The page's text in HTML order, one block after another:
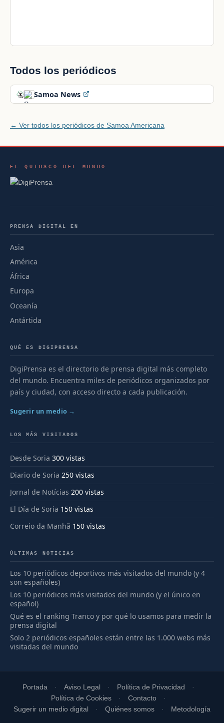
Todos los periódicos
Samoa News
← Ver todos los periódicos de Samoa Americana
EL QUIOSCO DEL MUNDO
PRENSA DIGITAL EN
Asia
América
África
Europa
Oceanía
Antártida
QUÉ ES DIGIPRENSA
DigiPrensa es el directorio de prensa digital más completo
del mundo. Encuentra miles de periódicos organizados por
país y ciudad, con acceso directo a cada publicación.
Sugerir un medio →
LOS MÁS VISITADOS
Desde Soria 300 vistas
Diario de Soria 250 vistas
Jornal de Notícias 200 vistas
El Día de Soria 150 vistas
Correio da Manhã 150 vistas
ÚLTIMAS NOTICIAS
Los 10 periódicos deportivos más visitados del mundo (y 4
son españoles)
Los 10 periódicos más visitados del mundo (y el único en
español)
Qué es el ranking Tranco y por qué lo usamos para medir la
prensa digital
Solo 2 periódicos españoles están entre las 1.000 webs más
visitadas del mundo
Portada Aviso Legal
Política de Privacidad
Política de Cookies
Contacto
Sugerir un medio digital
Quiénes somos Metodología